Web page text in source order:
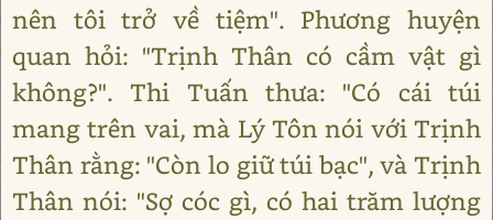
nên tôi trở về tiệm". Phương huyện
quan hỏi: "Trịnh Thân có cầm vật gì
không?". Thi Tuấn thưa: "Có cái túi
mang trên vai, mà Lý Tôn nói với Trịnh
Thân rằng: "Còn lo giữ túi bạc", và Trịnh
Thân nói: "Sợ cóc gì, có hai trăm lượng